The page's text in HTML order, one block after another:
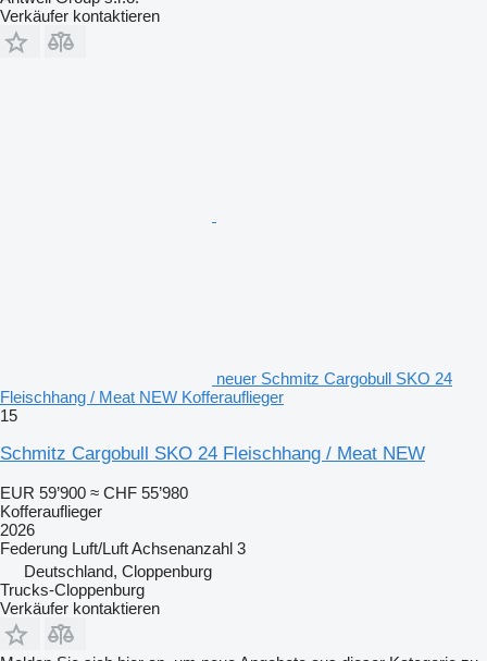
Verkäufer kontaktieren
neuer Schmitz Cargobull SKO 24
Fleischhang / Meat NEW Kofferauflieger
15
Schmitz Cargobull SKO 24 Fleischhang / Meat NEW
EUR 59’900 ≈ CHF 55’980
Kofferauflieger
2026
Federung Luft/LuftAchsenanzahl 3
Deutschland, Cloppenburg
Trucks-Cloppenburg
Verkäufer kontaktieren